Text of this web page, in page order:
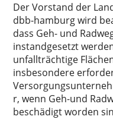
Der Vorstand der
dbb-hamburg wird
dass Geh- und
instandgesetzt
unfallträchtige
insbesondere
r, wenn Geh-und
beschädigt worden